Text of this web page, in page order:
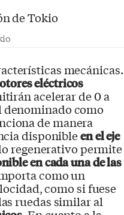
mecánicas.
eléctricos
acelerar de 0 a
denominado como
de manera
disponibleen el eje
regenerativo permite
en cada una de las
como un
como si fuese
ruedas similar al